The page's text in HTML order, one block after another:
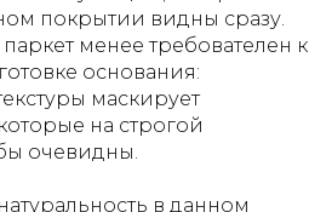
покрытии видны сразу.
менее требователен к
основания:
маскирует
на строгой
очевидны.
в данном